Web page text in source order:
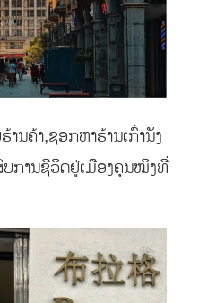
ນຄ້າ,ຊອກຫາຮ້ານເກົ່ານັ່ງ
ບການຊີວິດຢູ່ເມືອງຄຸນໝິງທີ່